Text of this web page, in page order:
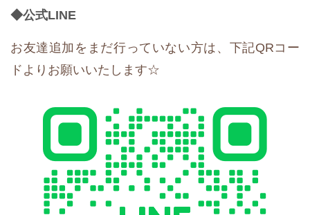
◆公式LINE
お友達追加をまだ行っていない方は、下記QRコー
ドよりお願いいたします☆